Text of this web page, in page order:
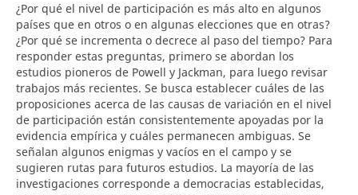
¿Por qué el nivel de participación es más alto en algunos
países que en otros o en algunas elecciones que en otras?
¿Por qué se incrementa o decrece al paso del tiempo? Para
responder estas preguntas, primero se abordan los
estudios pioneros de Powell y Jackman, para luego revisar
trabajos más recientes. Se busca establecer cuáles de las
proposiciones acerca de las causas de variación en el nivel
de participación están consistentemente apoyadas por la
evidencia empírica y cuáles permanecen ambiguas. Se
señalan algunos enigmas y vacíos en el campo y se
sugieren rutas para futuros estudios. La mayoría de las
investigaciones corresponde a democracias establecidas,